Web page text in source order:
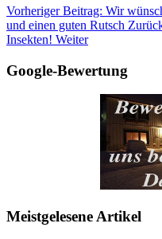
Vorheriger Beitrag: Wir
und einen guten Rutsch
Insekten! Weiter
Google-Bewertung
Meistgelesene Artikel